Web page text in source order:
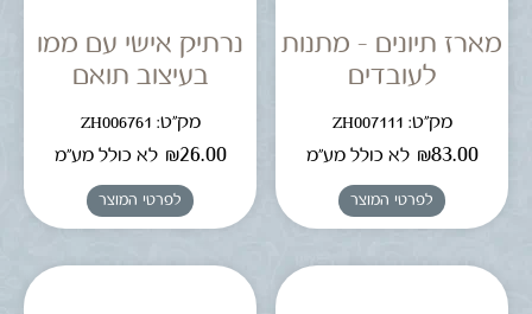
מארז תיונים – מתנות
לעובדים
מק"ט: ZH007111
₪83.00 לא כולל מע"מ
לפרטי המוצר
נרתיק אישי עם ממו
בעיצוב תואם
מק"ט: ZH006761
₪26.00 לא כולל מע"מ
לפרטי המוצר